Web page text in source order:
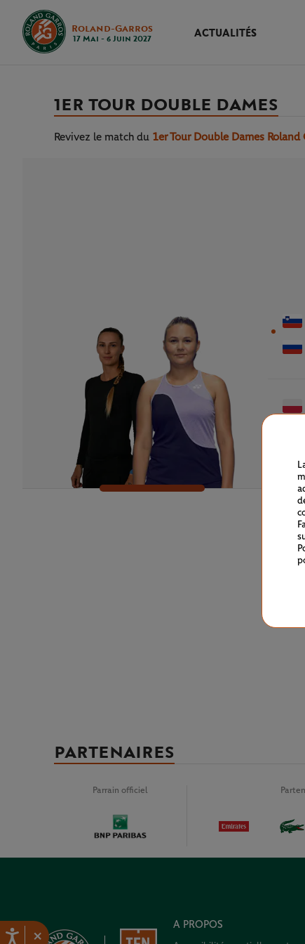
×
Roland-Garros
17 Mai - 6 Juin 2027
ACTUALITÉS
1ER TOUR DOUBLE DAMES
Revivez le match du 1er Tour Double Dames Roland
PARTENAIRES
Parrain officiel
A PROPOS